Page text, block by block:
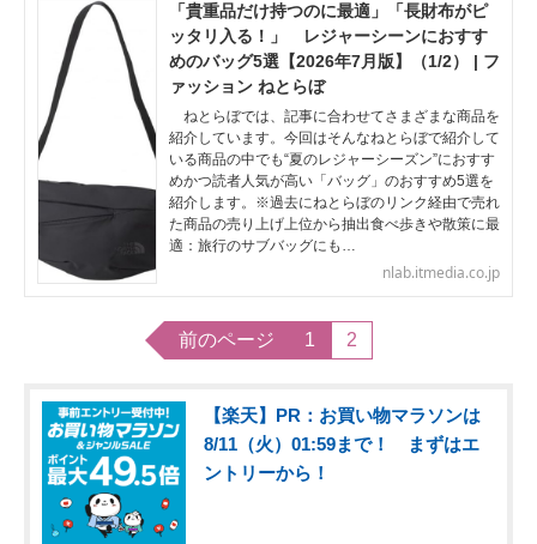
「貴重品だけ持つのに最適」「長財布がピ
ッタリ入る！」 レジャーシーンにおすす
めのバッグ5選【2026年7月版】（1/2） | フ
ァッション ねとらぼ
ねとらぼでは、記事に合わせてさまざまな商品を
紹介しています。今回はそんなねとらぼで紹介して
いる商品の中でも“夏のレジャーシーズン”におすす
めかつ読者人気が高い「バッグ」のおすすめ5選を
紹介します。※過去にねとらぼのリンク経由で売れ
た商品の売り上げ上位から抽出食べ歩きや散策に最
適：旅行のサブバッグにも…
nlab.itmedia.co.jp
前のページ 1 2
【楽天】PR：お買い物マラソンは
8/11（火）01:59まで！ まずはエ
ントリーから！